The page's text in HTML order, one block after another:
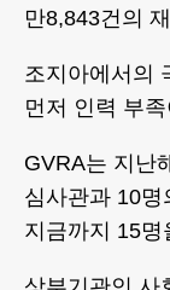
만8,843건의
조지아에서의
먼저 인력 부
GVRA는 지난
심사관과 10
지금까지 15